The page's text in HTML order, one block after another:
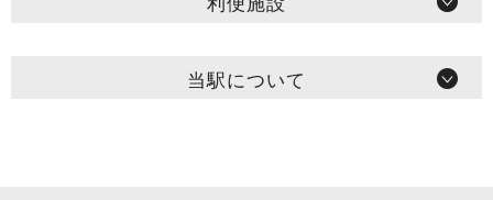
当駅について